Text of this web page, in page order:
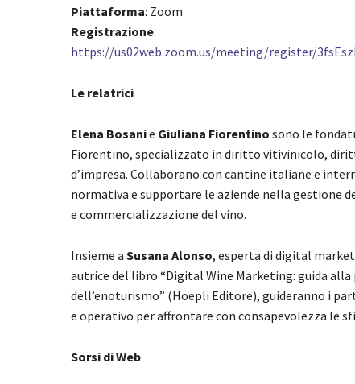
Piattaforma: Zoom
Registrazione:
https://us02web.zoom.us/meeting/register/
Le relatrici
Elena Bosanie Giuliana Fiorentino sono le
Fiorentino, specializzato in diritto vitivinicolo,
d’impresa. Collaborano con cantine italiane e
normativa e supportare le aziende nella gestione
e commercializzazione del vino.
Insieme a Susana Alonso, esperta di digital
autrice del libro “Digital Wine Marketing: guida
dell’enoturismo” (Hoepli Editore), guideranno i
e operativo per affrontare con consapevolezza le
Sorsi di Web